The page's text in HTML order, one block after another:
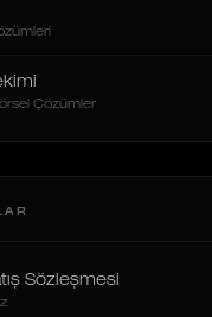
Çözümler
Sözleşmesi